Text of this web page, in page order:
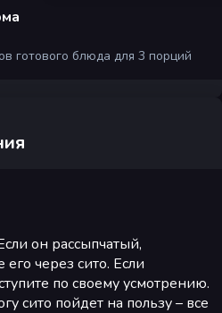
готового блюда для 3 порций
он рассыпчатый,
его через сито. Если
по своему усмотрению.
сито пойдет на пользу – все